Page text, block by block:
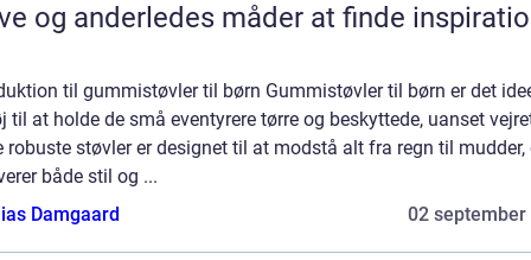
og anderledes måder at finde
til gummistøvler til børn Gummistøvler til børn er det
til at holde de små eventyrere tørre og beskyttede, uanset
robuste støvler er designet til at modstå alt fra regn til mudder,
både stil og ...
Damgaard
02 september